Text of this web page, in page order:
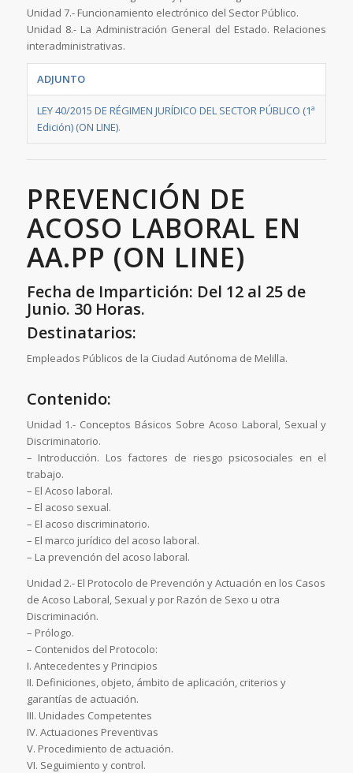
Unidad 7.- Funcionamiento electrónico del Sector Público.
Unidad 8.- La Administración General del Estado. Relaciones
interadministrativas.
ADJUNTO
LEY 40/2015 DE RÉGIMEN JURÍDICO DEL SECTOR PÚBLICO (1ª
Edición) (ON LINE).
PREVENCIÓN DE
ACOSO LABORAL EN
AA.PP (ON LINE)
Fecha de Impartición: Del 12 al 25 de
Junio. 30 Horas.
Destinatarios:
Empleados Públicos de la Ciudad Autónoma de Melilla.
Contenido:
Unidad 1.- Conceptos Básicos Sobre Acoso Laboral, Sexual y
Discriminatorio.
– Introducción. Los factores de riesgo psicosociales en el
trabajo.
– El Acoso laboral.
– El acoso sexual.
– El acoso discriminatorio.
– El marco jurídico del acoso laboral.
– La prevención del acoso laboral.
Unidad 2.- El Protocolo de Prevención y Actuación en los Casos
de Acoso Laboral, Sexual y por Razón de Sexo u otra
Discriminación.
– Prólogo.
– Contenidos del Protocolo:
I. Antecedentes y Principios
II. Definiciones, objeto, ámbito de aplicación, criterios y
garantías de actuación.
III. Unidades Competentes
IV. Actuaciones Preventivas
V. Procedimiento de actuación.
VI. Seguimiento y control.